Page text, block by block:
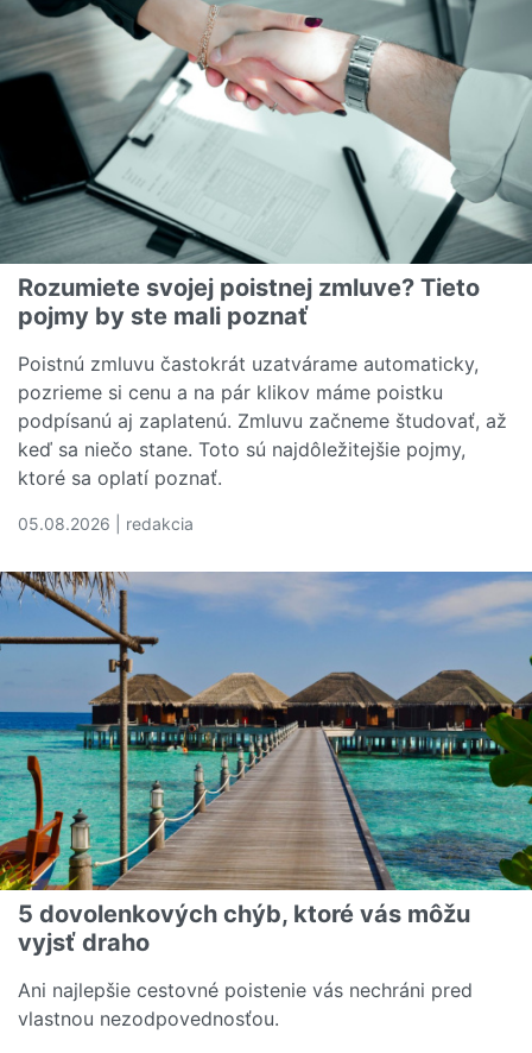
Rozumiete svojej poistnej zmluve? Tieto
pojmy by ste mali poznať
Poistnú zmluvu častokrát uzatvárame automaticky,
pozrieme si cenu a na pár klikov máme poistku
podpísanú aj zaplatenú. Zmluvu začneme študovať, až
keď sa niečo stane. Toto sú najdôležitejšie pojmy,
ktoré sa oplatí poznať.
05.08.2026 | redakcia
5 dovolenkových chýb, ktoré vás môžu
vyjsť draho
Ani najlepšie cestovné poistenie vás nechráni pred
vlastnou nezodpovednosťou.